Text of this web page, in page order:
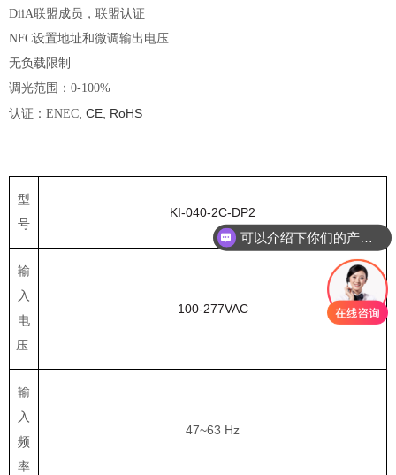
DiiA联盟成员，联盟认证
NFC设置地址和微调输出电压
无负载限制
调光范围： 0-100%
认证：ENEC , CE, RoHS
型
号
KI-040-2C-DP2
输
入
电
压
100-277VAC
输
入
频
率
47~63 Hz
可以介绍下你们的产品么？